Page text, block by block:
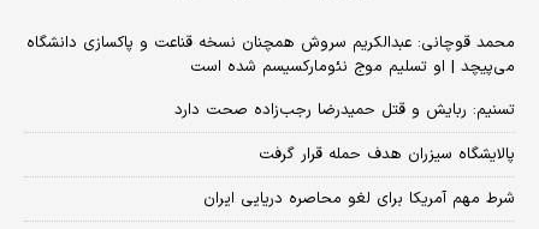
محمد قوچانی: عبدالکریم سروش همچنان نسخه قناعت و پاکسازی دانشگاه
می‌پیچد | او تسلیم موج نئومارکسیسم شده است
تسنیم: ربایش و قتل حمیدرضا رجب‌زاده صحت دارد
پالایشگاه سیزران هدف حمله قرار گرفت
شرط مهم آمریکا برای لغو محاصره دریایی ایران